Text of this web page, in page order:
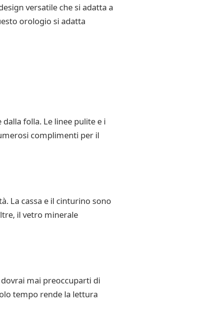
versatile che si adatta a
orologio si adatta
folla. Le linee pulite e i
complimenti per il
La cassa e il cinturino sono
il vetro minerale
mai preoccuparti di
tempo rende la lettura